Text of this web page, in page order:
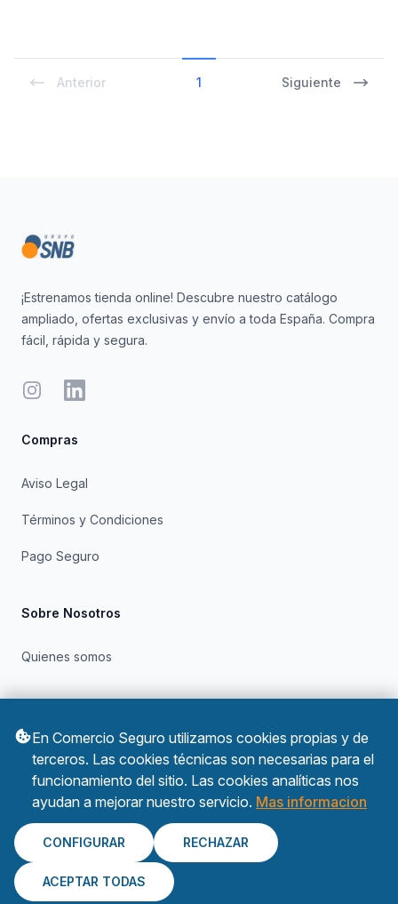
Anterior 1 Siguiente
¡Estrenamos tienda online! Descubre nuestro catálogo
ampliado, ofertas exclusivas y envío a toda España. Compra
fácil, rápida y segura.
InstagramLinkedIn
Compras
Aviso Legal
Términos y Condiciones
Pago Seguro
Sobre Nosotros
Quienes somos
Política de Privacidad
Política de Cookies
© 2026 Comercio Seguro. Todos los derechos reservados.
En Comercio Seguro utilizamos cookies propias y de
terceros. Las cookies técnicas son necesarias para el
funcionamiento del sitio. Las cookies analíticas nos
ayudan a mejorar nuestro servicio. Mas informacion
CONFIGURAR RECHAZAR
ACEPTAR TODAS